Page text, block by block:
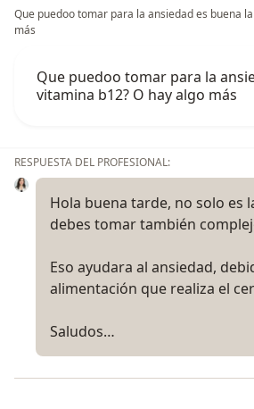
germiline gene editing.
• Presentación de cartel en
oral, “Programa de intervención
Nutricional.
• Presentación de cartel en
nutricional en pacientes
Desarrollo de Cadera del Hospital
Congreso Nacional de Nutrición
Nutricional.
• Presentación de Cartel en el
A) Desnutrición en menores de
Que puedoo tomar para la ansiedad es buena
más
Que puedoo tomar para la
vitamina b12? O hay algo más
RESPUESTA DEL PROFESIONAL:
Hola buena tarde, no solo es
debes tomar también
Eso ayudara al ansiedad,
alimentación que realiza el
Saludos…